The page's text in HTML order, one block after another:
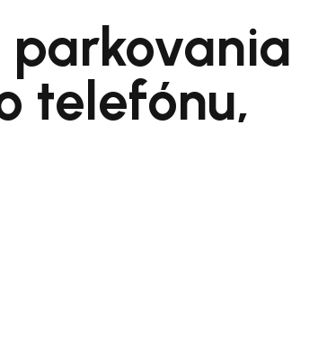
parkovania
telefónu,